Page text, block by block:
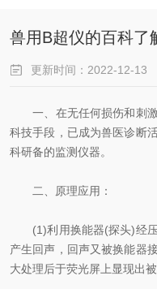
兽用B超仪的百科了
更新时间：2022-12-13
一、在无任何损伤和刺激
科技手段，已成为兽医诊断
科研备的监测仪器。
二、原理应用：
(1)利用换能器(探头)经压
产生回声，回声又被换能器
大处理后于荧光屏上显现出